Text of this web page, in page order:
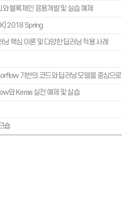
블록체인 응용개발 및 실습 예제
2018 Spring
핵심 이론 및 다양한 딥러닝 적용 사례
기반의 코드와 딥러닝 모델을 중심으로
와 Keras 실전 예제 및 실습
숍